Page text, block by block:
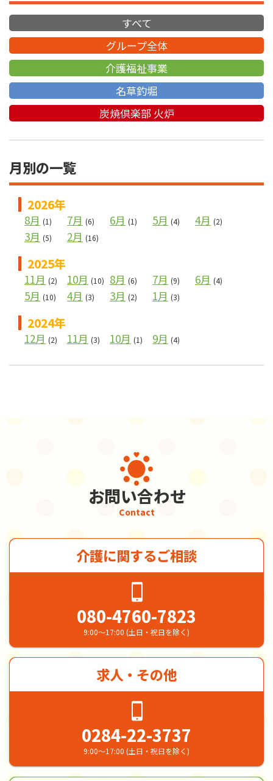
すべて
グループ全体
介護福祉事業
名草釣堀
炭焼倶楽部 火炉
月別の一覧
2026年
8月 (1) 7月 (6) 6月 (1) 5月 (4) 4月 (2)
3月 (5) 2月 (16)
2025年
11月 (2) 10月 (10) 8月 (6) 7月 (9) 6月 (4)
5月 (10) 4月 (3) 3月 (2) 1月 (3)
2024年
12月 (2) 11月 (3) 10月 (1) 9月 (4)
お問い合わせ
Contact
介護に関するご相談
080-4760-7823
9:00～17:00 (土日・祝日を除く)
求人・その他
0284-22-3737
9:00～17:00 (土日・祝日を除く)